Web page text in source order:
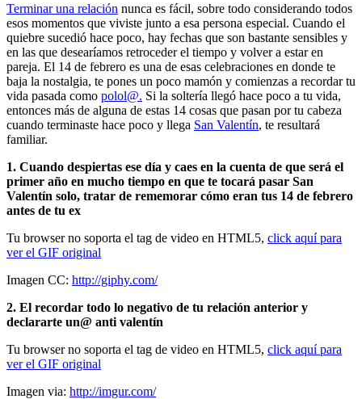
Terminar una relación nunca es fácil, sobre todo considerando todos
esos momentos que viviste junto a esa persona especial. Cuando el
quiebre sucedió hace poco, hay fechas que son bastante sensibles y
en las que desearíamos retroceder el tiempo y volver a estar en
pareja. El 14 de febrero es una de esas celebraciones en donde te
baja la nostalgia, te pones un poco mamón y comienzas a recordar tu
vida pasada como polol@. Si la soltería llegó hace poco a tu vida,
entonces más de alguna de estas 14 cosas que pasan por tu cabeza
cuando terminaste hace poco y llega San Valentín, te resultará
familiar.
1. Cuando despiertas ese día y caes en la cuenta de que será el
primer año en mucho tiempo en que te tocará pasar San
Valentín solo, tratar de rememorar cómo eran tus 14 de febrero
antes de tu ex
Tu browser no soporta el tag de video en HTML5, click aquí para
ver el GIF original
Imagen CC: http://giphy.com/
2. El recordar todo lo negativo de tu relación anterior y
declararte un@ anti valentín
Tu browser no soporta el tag de video en HTML5, click aquí para
ver el GIF original
Imagen via: http://imgur.com/